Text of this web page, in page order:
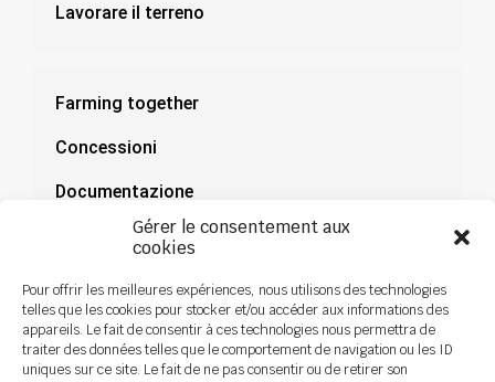
Gérer le consentement aux
cookies
Pour offrir les meilleures expériences, nous utilisons des technologies
telles que les cookies pour stocker et/ou accéder aux informations des
appareils. Le fait de consentir à ces technologies nous permettra de
traiter des données telles que le comportement de navigation ou les ID
uniques sur ce site. Le fait de ne pas consentir ou de retirer son
Lavorare il terreno
Farming together
Concessioni
Documentazione